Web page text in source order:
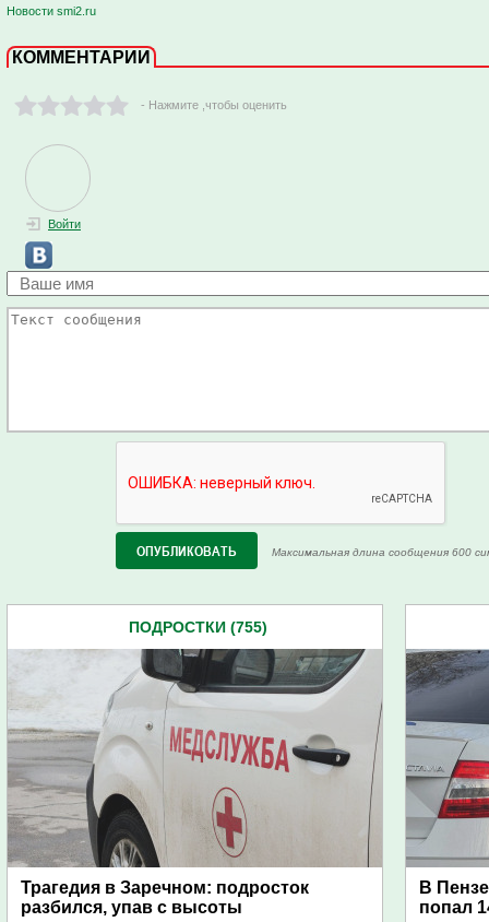
Новости smi2.ru
КОММЕНТАРИИ
- Нажмите ,чтобы оценить
Войти
Максимальная длина сообщения 600
ПОДРОСТКИ (755)
Трагедия в Заречном: подросток
разбился, упав с высоты
В
попал